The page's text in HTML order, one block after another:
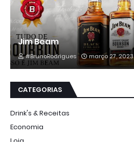
Jim Beam
#BrunoRodrigues março 27, 2023
CATEGORIAS
Drink's & Receitas
Economia